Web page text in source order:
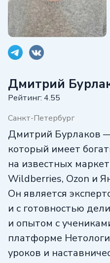
Дмитрий
Рейтинг: 4.55
Санкт-Петербург
Дмитрий Бурлаков
который имеет
на известных
Wildberries, Ozon и
Он является
и с готовностью
и опытом с
платформе
уроков и